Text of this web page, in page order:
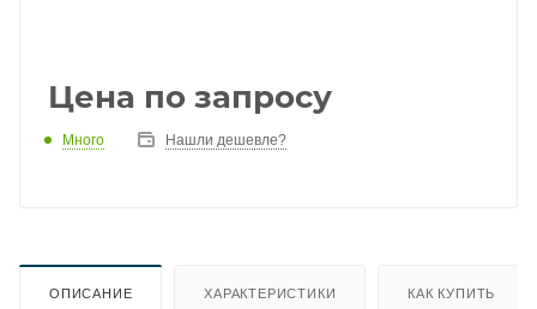
Цена по запросу
Много Нашли дешевле?
ОПИСАНИЕ ХАРАКТЕРИСТИКИ КАК КУПИТЬ